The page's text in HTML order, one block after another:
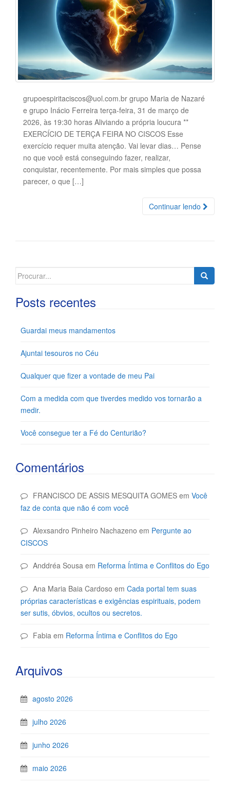
grupoespiritaciscos@uol.com.br grupo Maria de Nazaré
e grupo Inácio Ferreira terça-feira, 31 de março de
2026, às 19:30 horas Aliviando a própria loucura **
EXERCÍCIO DE TERÇA FEIRA NO CISCOS Esse
exercício requer muita atenção. Vai levar dias… Pense
no que você está conseguindo fazer, realizar,
conquistar, recentemente. Por mais simples que possa
parecer, o que […]
Continuar lendo
Search
Posts recentes
Guardai meus mandamentos
Ajuntai tesouros no Céu
Qualquer que fizer a vontade de meu Pai
Com a medida com que tiverdes medido vos tornarão a
medir.
Você consegue ter a Fé do Centurião?
Comentários
FRANCISCO DE ASSIS MESQUITA GOMES em Você
faz de conta que não é com você
Alexsandro Pinheiro Nachazeno em Pergunte ao
CISCOS
Anddréa Sousa em Reforma Íntima e Conflitos do Ego
Ana Maria Baia Cardoso em Cada portal tem suas
próprias características e exigências espirituais, podem
ser sutis, óbvios, ocultos ou secretos.
Fabia em Reforma Íntima e Conflitos do Ego
Arquivos
agosto 2026
julho 2026
junho 2026
maio 2026